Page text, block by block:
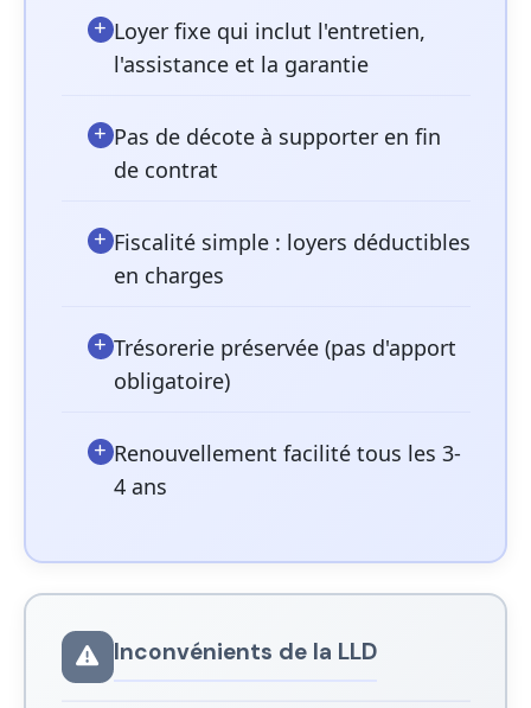
Loyer fixe qui inclut l'entretien,
l'assistance et la garantie
Pas de décote à supporter en fin
de contrat
Fiscalité simple : loyers déductibles
en charges
Trésorerie préservée (pas d'apport
obligatoire)
Renouvellement facilité tous les 3-
4 ans
Inconvénients de la LLD